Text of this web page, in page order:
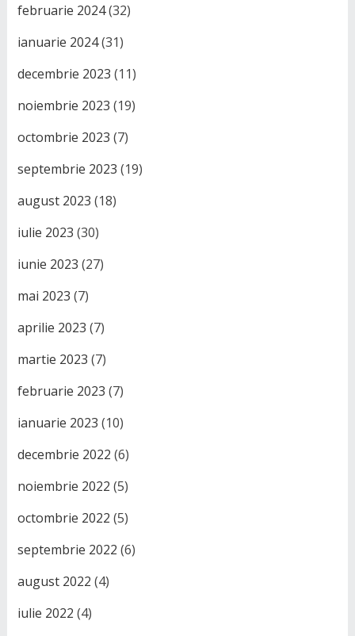
februarie 2024(32)
ianuarie 2024(31)
decembrie 2023 (11)
noiembrie 2023 (19)
octombrie 2023 (7)
septembrie 2023 (19)
august 2023 (18)
iulie 2023 (30)
iunie 2023 (27)
mai 2023 (7)
aprilie 2023 (7)
martie 2023 (7)
februarie 2023 (7)
ianuarie 2023 (10)
decembrie 2022 (6)
noiembrie 2022 (5)
octombrie 2022 (5)
septembrie 2022 (6)
august 2022 (4)
iulie 2022 (4)